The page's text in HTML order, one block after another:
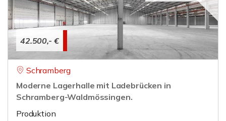
42.500,- €
Schramberg
Moderne Lagerhalle mit Ladebrücken in
Schramberg-Waldmössingen.
Produktion